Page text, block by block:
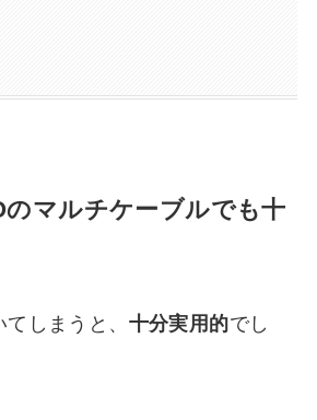
マルチケーブルでも十
しまうと、 十分実用的でし